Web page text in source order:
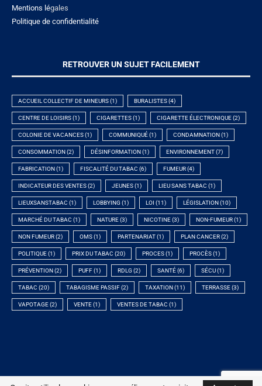
Mentions légales
Politique de confidentialité
RETROUVER UN SUJET FACILEMENT
ACCUEIL COLLECTIF DE MINEURS(1) BURALISTES(4)
CENTRE DE LOISIRS(1) CIGARETTES(1) CIGARETTE ÉLECTRONIQUE(2)
COLONIE DE VACANCES(1) COMMUNIQUÉ(1) CONDAMNATION (1)
CONSOMMATION (2) DÉSINFORMATION (1) ENVIRONNEMENT(7)
FABRICATION (1) FISCALITÉ DU TABAC (6) FUMEUR(4)
INDICATEUR DES VENTES(2) JEUNES(1) LIEU SANS TABAC (1)
LIEUXSANSTABAC (1) LOBBYING (1) LOI (11) LÉGISLATION (10)
MARCHÉ DU TABAC (1) NATURE(3) NICOTINE(3) NON-FUMEUR(1)
NON FUMEUR(2) OMS(1) PARTENARIAT(1) PLAN CANCER(2)
POLITIQUE(1) PRIX DU TABAC (20) PROCES(1) PROCÈS(1)
PRÉVENTION (2) PUFF(1) RDLG (2) SANTÉ(6) SÉCU(1)
TABAC (20) TABAGISME PASSIF(2) TAXATION (11) TERRASSE(3)
VAPOTAGE(2) VENTE(1) VENTES DE TABAC (1)